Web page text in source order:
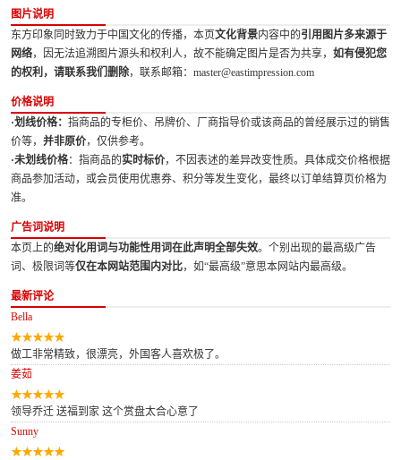
图片说明
东方印象同时致力于中国文化的传播，本页文化背景内容中的引用图片多来源于
网络，因无法追溯图片源头和权利人，故不能确定图片是否为共享， 如有侵犯您
的权利，请联系我们删除，联系邮箱：master@eastimpression.com
价格说明
·划线价格： 指商品的专柜价、吊牌价、厂商指导价或该商品的曾经展示过的销售
价等， 并非原价，仅供参考。
·未划线价格：指商品的实时标价，不因表述的差异改变性质。具体成交价格根据
商品参加活动，或会员使用优惠券、积分等发生变化，最终以订单结算页价格为
准。
广告词说明
本页上的绝对化用词与功能性用词在此声明全部失效。个别出现的最高级广告
词、极限词等仅在本网站范围内对比，如“最高级”意思本网站内最高级。
最新评论
Bella
做工非常精致，很漂亮，外国客人喜欢极了。
姜茹
领导乔迁 送福到家 这个赏盘太合心意了
Sunny